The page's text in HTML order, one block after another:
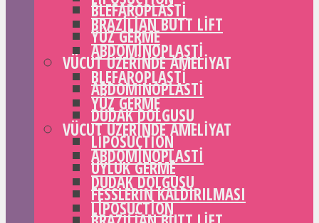
BLEFAROPLASTI
YÜZ GERME
VÜCUT ÜZERINDE AMELIYAT
ABDOMINOPLASTI
DUDAK DOLGUSU
LIPOSUCTION
UYLUK GERME
FESSLERIN KALDIRILMASI
BRAZILIAN BUTT LIFT
ABDOMINOPLASTI
BLEFAROPLASTI
YÜZ GERME
VÜCUT ÜZERINDE AMELIYAT
ABDOMINOPLASTI
DUDAK DOLGUSU
LIPOSUCTION